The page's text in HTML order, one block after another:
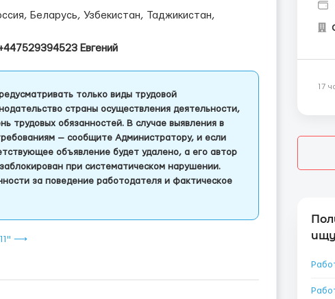
Беларусь, Узбекистан, Таджикистан,
Евгений
только виды трудовой
страны осуществления деятельности,
трудовых обязанностей. В случае выявления в
— сообщите Администратору, и если
объявление будет удалено, а его автор
при систематическом нарушении.
за поведение работодателя и фактическое
⟶
17